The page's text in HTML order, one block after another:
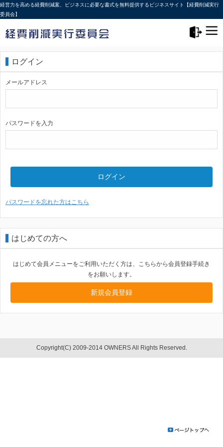
経営力を高める経費削減案、ビジネスに必要な書式を無料提供するビジネスサイト【経費削減実行
委員会】
ログイン
メールアドレス
パスワードを入力
ログイン
パスワードを忘れた方はこちら
はじめての方へ
はじめて会員メニューをご利用いただく方は、こちらから会員登録手続き
をお願いします。
新規会員登録
Copyright(C) 2009-2014 OWNERS All Rights Reserved.